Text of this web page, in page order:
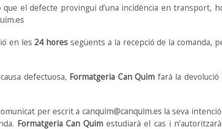
el defecte provingui d’una incidència en transport,
en les 24 hores següents a la recepció de la comanda,
defectuosa, Formatgeria Can Quim farà la
per escrit a canquim@canquim.esla seva
Formatgeria Can Quimestudiarà el cas i